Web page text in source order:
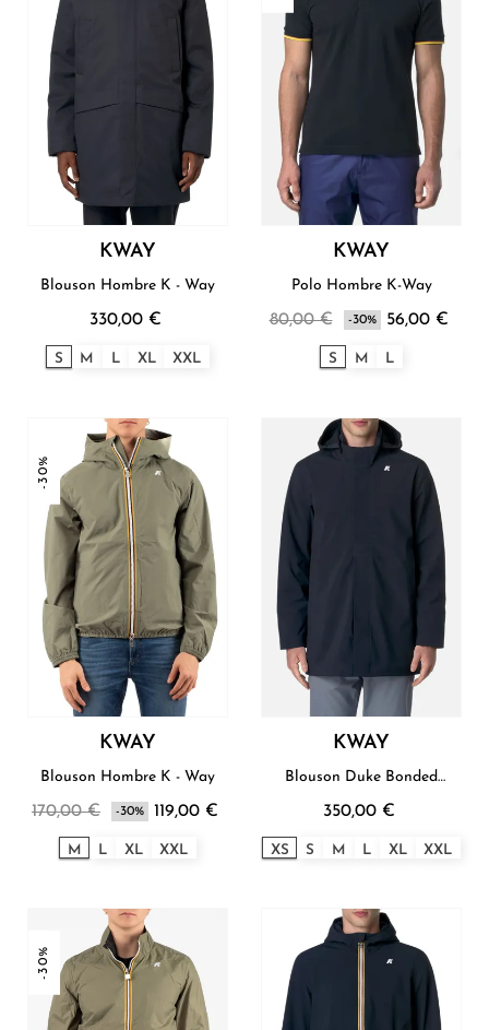
KWAY
Blouson Hombre K - Way
330,00 €
S M L XL XXL
KWAY
Polo Hombre K-Way
80,00 € -30% 56,00 €
S M L
-30%
KWAY
Blouson Hombre K - Way
170,00 € -30% 119,00 €
M L XL XXL
KWAY
Blouson Duke Bonded
350,00 €
XS S M L XL XXL
-30%